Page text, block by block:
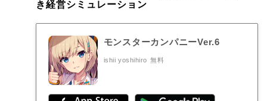
き経営シミュレーション
モンスターカンパニーVer.6
ishii yoshihiro 無料